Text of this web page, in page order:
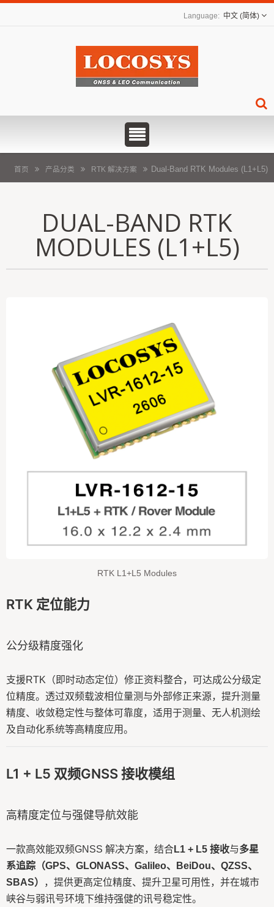
中文 (简体)
首页 产品分类 RTK 解决方案 Dual-Band RTK Modules (L1+L5)
DUAL-BAND RTK
MODULES (L1+L5)
RTK L1+L5 Modules
RTK 定位能力
公分级精度强化
支援RTK（即时动态定位）修正资料整合，可达成公分级定
位精度。透过双频载波相位量测与外部修正来源，提升测量
精度、收敛稳定性与整体可靠度，适用于测量、无人机测绘
及自动化系统等高精度应用。
L1 + L5 双频GNSS 接收模组
高精度定位与强健导航效能
一款高效能双频GNSS 解决方案，结合L1 + L5 接收与多星
系追踪（GPS、GLONASS、Galileo、BeiDou、QZSS、
SBAS）
，提供更高定位精度、提升卫星可用性，并在城市
峡谷与弱讯号环境下维持强健的讯号稳定性。